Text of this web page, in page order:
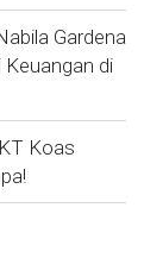
Gardena
di
Koas